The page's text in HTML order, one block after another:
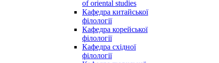
of oriental studies
Кафедра китайської
філології
Кафедра корейської
філології
Кафедра східної
філології